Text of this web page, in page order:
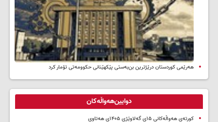
هەرێمی کوردستان درێژترین بن‌بەستی پێکهێنانی حکوومەتی تۆمار کرد
دوایین‌هەواڵەکان
کورتەی هەواڵەکانی ۱۵ی گەلاوێژی ۱۴۰۵ی هەتاوی